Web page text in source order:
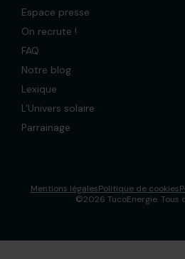
Espace presse
On recrute !
FAQ
Notre blog
Lexique
L'Univers solaire
Parrainage
Mentions légalesPolitique de cookies
©2026 TucoEnergie. Tous